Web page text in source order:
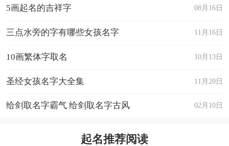
08月16日
5画起名的吉祥字
11月16日
三点水旁的字有哪些女孩名字
10月13日
10画繁体字取名
11月20日
圣经女孩名字大全集
02月10日
给剑取名字霸气 给剑取名字古风
起名推荐阅读